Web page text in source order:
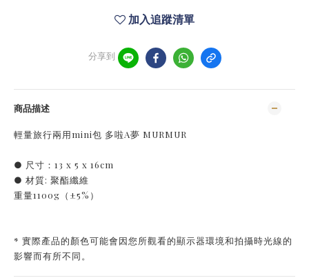
加入追蹤清單
分享到
商品描述
輕量旅行兩用mini包 多啦A夢 MURMUR
● 尺寸：13 x 5 x 16cm
● 材質: 聚酯纖維
重量1100g（±5%）
* 實際產品的顏色可能會因您所觀看的顯示器環境和拍攝時光線的
影響而有所不同。